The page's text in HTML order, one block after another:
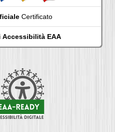
Certificato
Accessibilità EAA